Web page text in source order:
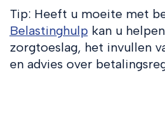
Tip: Heeft u moeite met
Belastinghulp kan u
zorgtoeslag, het invullen
en advies over